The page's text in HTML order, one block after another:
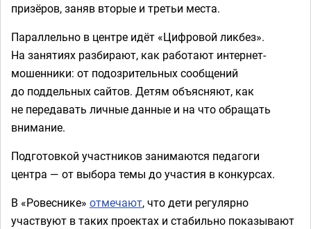
призёров, заняв вторые и третьи места.
Параллельно в центре идёт «Цифровой ликбез».
На занятиях разбирают, как работают интернет-
мошенники: от подозрительных сообщений
до поддельных сайтов. Детям объясняют, как
не передавать личные данные и на что обращать
внимание.
Подготовкой участников занимаются педагоги
центра — от выбора темы до участия в конкурсах.
В «Ровеснике» отмечают, что дети регулярно
участвуют в таких проектах и стабильно показывают